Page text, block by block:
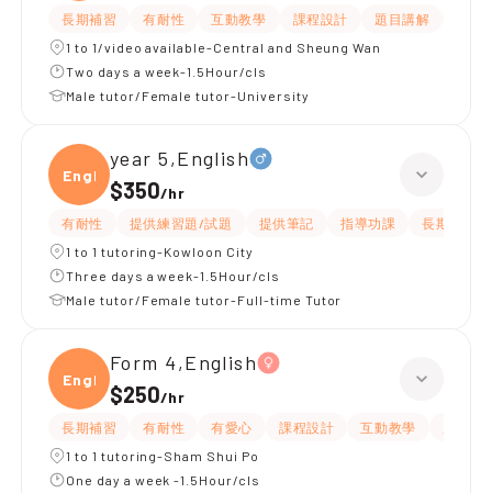
長期補習 有耐性 互動教學 課程設計 題目講解
1 to 1/video available-Central and Sheung Wan
Two days a week-1.5Hour/cls
Male tutor/Female tutor-University
Engli
year 5,English
$350/hr
有耐性 提供練習題/試題 提供筆記 指導功課
長期補習
1 to 1 tutoring-Kowloon City
Three days a week-1.5Hour/cls
Male tutor/Female tutor-Full-time Tutor
Engli
Form 4,English
$250/hr
長期補習 有耐性 有愛心 課程設計 互動教學
1 to 1 tutoring-Sham Shui Po
One day a week -1.5Hour/cls